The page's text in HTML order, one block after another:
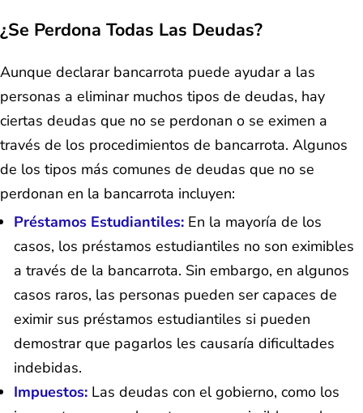
¿Se Perdona Todas Las Deudas?
Aunque declarar bancarrota puede ayudar a las
personas a eliminar muchos tipos de deudas, hay
ciertas deudas que no se perdonan o se eximen a
través de los procedimientos de bancarrota. Algunos
de los tipos más comunes de deudas que no se
perdonan en la bancarrota incluyen:
Préstamos Estudiantiles: En la mayoría de los
casos, los préstamos estudiantiles no son eximibles
a través de la bancarrota. Sin embargo, en algunos
casos raros, las personas pueden ser capaces de
eximir sus préstamos estudiantiles si pueden
demostrar que pagarlos les causaría dificultades
indebidas.
Impuestos: Las deudas con el gobierno, como los